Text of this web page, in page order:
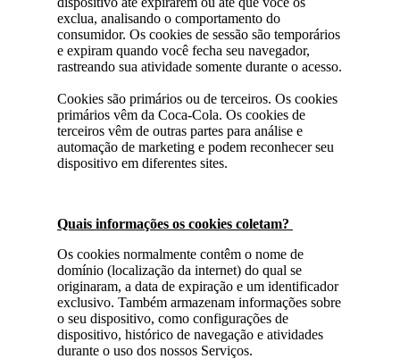
exclua, analisando o comportamento do
consumidor. Os cookies de sessão são temporários
e expiram quando você fecha seu navegador,
rastreando sua atividade somente durante o acesso.
Cookies são primários ou de terceiros. Os cookies
primários vêm da Coca-Cola. Os cookies de
terceiros vêm de outras partes para análise e
automação de marketing e podem reconhecer seu
dispositivo em diferentes sites.
Quais informações os cookies coletam?
Os cookies normalmente contêm o nome de
domínio (localização da internet) do qual se
originaram, a data de expiração e um identificador
exclusivo. Também armazenam informações sobre
o seu dispositivo, como configurações de
dispositivo, histórico de navegação e atividades
durante o uso dos nossos Serviços.